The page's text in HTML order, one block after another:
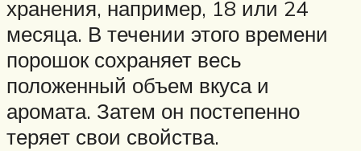
хранения, например, 18 или 24
месяца. В течении этого времени
порошок сохраняет весь
положенный объем вкуса и
аромата. Затем он постепенно
теряет свои свойства.